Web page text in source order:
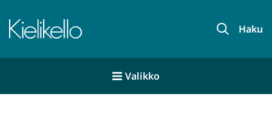
sisältöön
Haku
Valikko